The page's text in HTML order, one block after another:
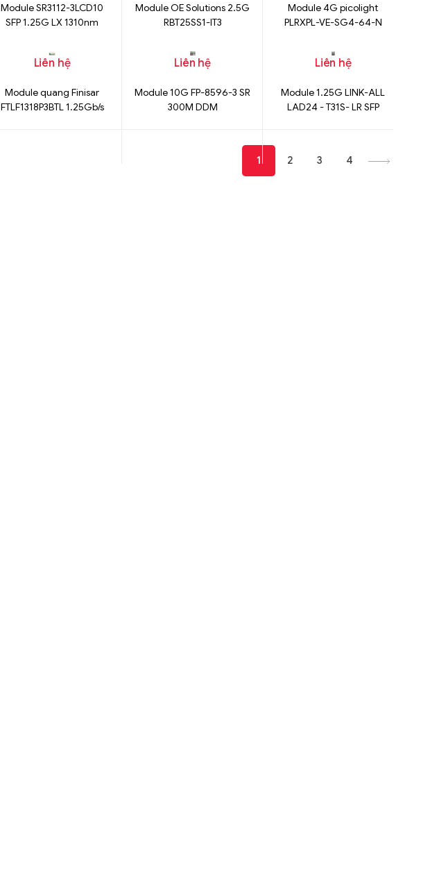
Module SR3112-3LCD10
SFP 1.25G LX 1310nm
Module OE Solutions 2.5G
RBT25SS1-IT3
Module 4G picolight
PLRXPL-VE-SG4-64-N
Liên hệ
Module quang Finisar
FTLF1318P3BTL 1.25Gb/s
Liên hệ
Module 10G FP-8596-3 SR
300M DDM
Liên hệ
Module 1.25G LINK-ALL
LAD24 - T31S- LR SFP
1 2 3 4